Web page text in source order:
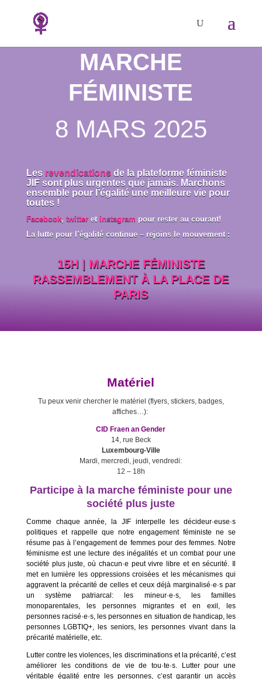
MARCHE
FÉMINISTE
8 MARS 2025
Les revendicationsde la plateforme féministe
JIF sont plus urgentes que jamais. Marchons
ensemble pour l’égalité une meilleure vie pour
toutes !
Facebook, twitteret instagram pour rester au courant!
La lutte pour l’égalité continue – rejoins le mouvement :
15H | MARCHE FÉMINISTE
RASSEMBLEMENT À LA PLACE DE
PARIS
Matériel
Tu peux venir chercher le matériel (flyers, stickers, badges,
affiches…):
CID Fraen an Gender
14, rue Beck
Luxembourg-Ville
Mardi, mercredi, jeudi, vendredi:
12 – 18h
Participe à la marche féministe pour une
société plus juste
Comme chaque année, la JIF interpelle les décideur·euse·s
politiques et rappelle que notre engagement féministe ne se
résume pas à l’engagement de femmes pour des femmes. Notre
féminisme est une lecture des inégalités et un combat pour une
société plus juste, où chacun·e peut vivre libre et en sécurité. Il
met en lumière les oppressions croisées et les mécanismes qui
aggravent la précarité de celles et ceux déjà marginalisé·e·s par
un système patriarcal: les mineur·e·s, les familles
monoparentales, les personnes migrantes et en exil, les
personnes racisé·e·s, les personnes en situation de handicap, les
personnes LGBTIQ+, les seniors, les personnes vivant dans la
précarité matérielle, etc.
Lutter contre les violences, les discriminations et la précarité, c’est
améliorer les conditions de vie de tou·te·s. Lutter pour une
véritable égalité entre les personnes, c’est garantir un accès